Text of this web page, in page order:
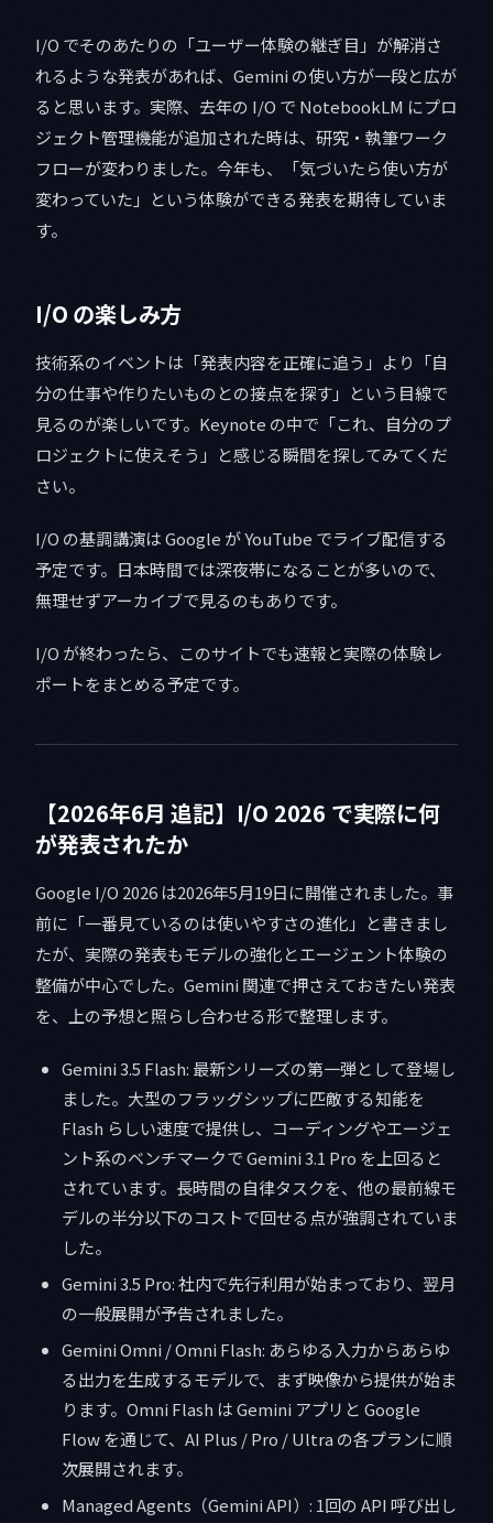
I/O でそのあたりの「ユーザー体験の継ぎ目」が解消さ
れるような発表があれば、Gemini の使い方が一段と広が
ると思います。実際、去年の I/O で NotebookLM にプロ
ジェクト管理機能が追加された時は、研究・執筆ワーク
フローが変わりました。今年も、「気づいたら使い方が
変わっていた」という体験ができる発表を期待していま
す。
I/O の楽しみ方
技術系のイベントは「発表内容を正確に追う」より「自
分の仕事や作りたいものとの接点を探す」という目線で
見るのが楽しいです。Keynote の中で「これ、自分のプ
ロジェクトに使えそう」と感じる瞬間を探してみてくだ
さい。
I/O の基調講演は Google が YouTube でライブ配信する
予定です。日本時間では深夜帯になることが多いので、
無理せずアーカイブで見るのもありです。
I/O が終わったら、このサイトでも速報と実際の体験レ
ポートをまとめる予定です。
【2026年6月 追記】I/O 2026 で実際に何
が発表されたか
Google I/O 2026 は2026年5月19日に開催されました。事
前に「一番見ているのは使いやすさの進化」と書きまし
たが、実際の発表もモデルの強化とエージェント体験の
整備が中心でした。Gemini 関連で押さえておきたい発表
を、上の予想と照らし合わせる形で整理します。
Gemini 3.5 Flash: 最新シリーズの第一弾として登場し
ました。大型のフラッグシップに匹敵する知能を
Flash らしい速度で提供し、コーディングやエージェ
ント系のベンチマークで Gemini 3.1 Pro を上回ると
されています。長時間の自律タスクを、他の最前線モ
デルの半分以下のコストで回せる点が強調されていま
した。
Gemini 3.5 Pro: 社内で先行利用が始まっており、翌月
の一般展開が予告されました。
Gemini Omni / Omni Flash: あらゆる入力からあらゆ
る出力を生成するモデルで、まず映像から提供が始ま
ります。Omni Flash は Gemini アプリと Google
Flow を通じて、AI Plus / Pro / Ultra の各プランに順
次展開されます。
Managed Agents（Gemini API）: 1回の API 呼び出し